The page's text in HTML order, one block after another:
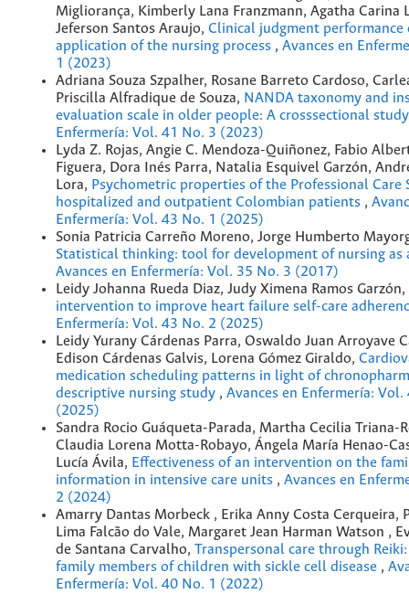
Migliorança, Kimberly Lana Franzmann, Agatha Carina
Jeferson Santos Araujo, Clinical judgment performance
application of the nursing process , Avances en
1 (2023)
Adriana Souza Szpalher, Rosane Barreto Cardoso,
Priscilla Alfradique de Souza, NANDA taxonomy and
evaluation scale in older people: A crosssectional
Enfermería: Vol. 41 No. 3 (2023)
Lyda Z. Rojas, Angie C. Mendoza-Quiñonez, Fabio
Figuera, Dora Inés Parra, Natalia Esquivel Garzón,
Lora, Psychometric properties of the Professional Care
hospitalized and outpatient Colombian patients ,
Enfermería: Vol. 43 No. 1 (2025)
Sonia Patricia Carreño Moreno, Jorge Humberto
Statistical thinking: tool for development of nursing as
Avances en Enfermería: Vol. 35 No. 3 (2017)
Leidy Johanna Rueda Diaz, Judy Ximena Ramos Garzón,
intervention to improve heart failure self-care
Enfermería: Vol. 43 No. 2 (2025)
Leidy Yurany Cárdenas Parra, Oswaldo Juan Arroyave
Edison Cárdenas Galvis, Lorena Gómez Giraldo,
medication scheduling patterns in light of
descriptive nursing study , Avances en Enfermería: Vol.
(2025)
Sandra Rocio Guáqueta-Parada, Martha Cecilia Triana-
Claudia Lorena Motta-Robayo, Ángela María Henao-
Lucía Ávila, Effectiveness of an intervention on the
information in intensive care units , Avances en
2 (2024)
Amarry Dantas Morbeck , Erika Anny Costa Cerqueira,
Lima Falcão do Vale, Margaret Jean Harman Watson ,
de Santana Carvalho, Transpersonal care through
family members of children with sickle cell disease ,
Enfermería: Vol. 40 No. 1 (2022)